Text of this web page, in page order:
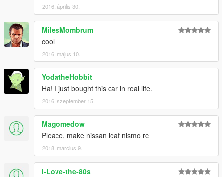
2016. április 30.
MilesMombrum
cool
2016. május 10.
YodatheHobbit
Ha! I just bought this car in real life.
2016. szeptember 15.
Magomedow
Pleace, make nissan leaf nismo rc
2018. március 9.
I-Love-the-80s